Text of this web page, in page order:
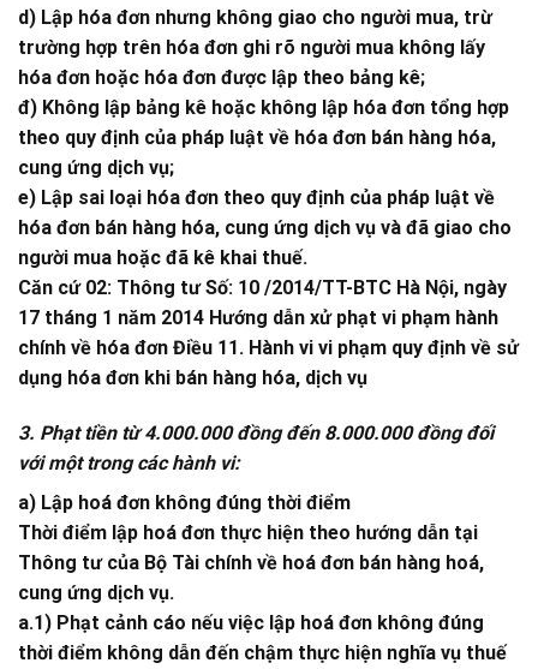
d) Lập hóa đơn nhưng không giao cho người mua, trừ
trường hợp trên hóa đơn ghi rõ người mua không lấy
hóa đơn hoặc hóa đơn được lập theo bảng kê;
đ) Không lập bảng kê hoặc không lập hóa đơn tổng hợp
theo quy định của pháp luật về hóa đơn bán hàng hóa,
cung ứng dịch vụ;
e) Lập sai loại hóa đơn theo quy định của pháp luật về
hóa đơn bán hàng hóa, cung ứng dịch vụ và đã giao cho
người mua hoặc đã kê khai thuế.
Căn cứ 02: Thông tư Số: 10 /2014/TT-BTC Hà Nội, ngày
17 tháng 1 năm 2014 Hướng dẫn xử phạt vi phạm hành
chính về hóa đơn Điều 11. Hành vi vi phạm quy định về sử
dụng hóa đơn khi bán hàng hóa, dịch vụ
3. Phạt tiền từ 4.000.000 đồng đến 8.000.000 đồng đối
với một trong các hành vi:
a) Lập hoá đơn không đúng thời điểm
Thời điểm lập hoá đơn thực hiện theo hướng dẫn tại
Thông tư của Bộ Tài chính về hoá đơn bán hàng hoá,
cung ứng dịch vụ.
a.1) Phạt cảnh cáo nếu việc lập hoá đơn không đúng
thời điểm không dẫn đến chậm thực hiện nghĩa vụ thuế